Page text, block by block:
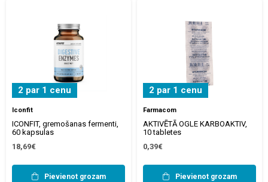
2 par 1 cenu
Iconfit
ICONFIT, gremošanas fermenti,
60 kapsulas
18,69€
Pievienot grozam
2 par 1 cenu
Farmacom
AKTIVĒTĀ OGLE KARBOAKTIV,
10 tabletes
0,39€
Pievienot grozam